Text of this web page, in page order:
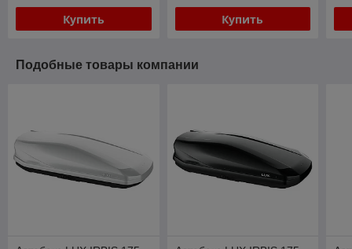
Купить Купить
Подобные товары компании